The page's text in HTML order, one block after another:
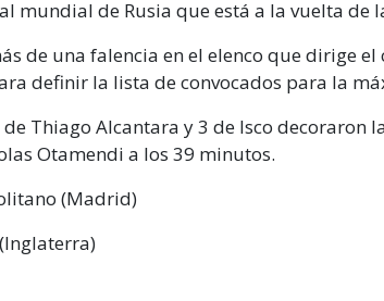
mundial de Rusia que está a la vuelta de
de una falencia en el elenco que dirige
definir la lista de convocados para la
de Thiago Alcantara y 3 de Isco decoraron
Otamendi a los 39 minutos.
(Madrid)